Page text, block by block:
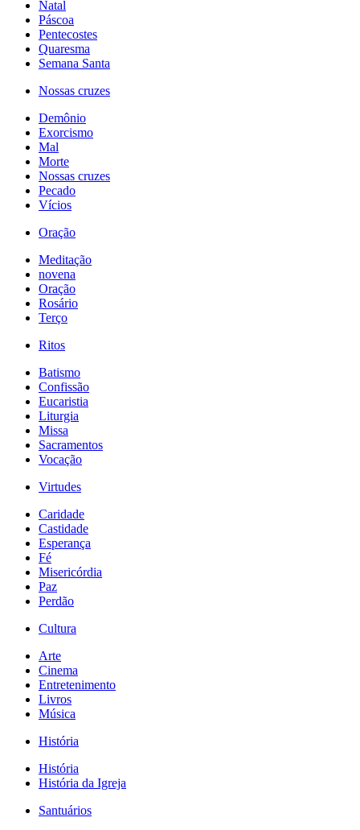
Natal
Páscoa
Pentecostes
Quaresma
Semana Santa
Nossas cruzes
Demônio
Exorcismo
Mal
Morte
Nossas cruzes
Pecado
Vícios
Oração
Meditação
novena
Oração
Rosário
Terço
Ritos
Batismo
Confissão
Eucaristia
Liturgia
Missa
Sacramentos
Vocação
Virtudes
Caridade
Castidade
Esperança
Fé
Misericórdia
Paz
Perdão
Cultura
Arte
Cinema
Entretenimento
Livros
Música
História
História
História da Igreja
Santuários